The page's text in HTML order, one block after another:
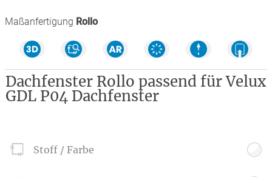
Maßanfertigung Rollo
Dachfenster Rollo passend für Velux
GDL P04 Dachfenster
Stoff / Farbe